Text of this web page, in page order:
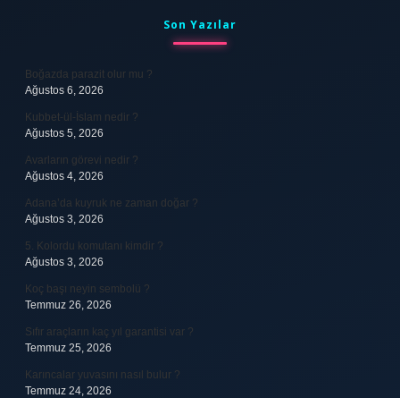
Son Yazılar
Boğazda parazit olur mu ?
Ağustos 6, 2026
Kubbet-ül-İslam nedir ?
Ağustos 5, 2026
Avarların görevi nedir ?
Ağustos 4, 2026
Adana’da kuyruk ne zaman doğar ?
Ağustos 3, 2026
5. Kolordu komutanı kimdir ?
Ağustos 3, 2026
Koç başı neyin sembolü ?
Temmuz 26, 2026
Sıfır araçların kaç yıl garantisi var ?
Temmuz 25, 2026
Karıncalar yuvasını nasıl bulur ?
Temmuz 24, 2026